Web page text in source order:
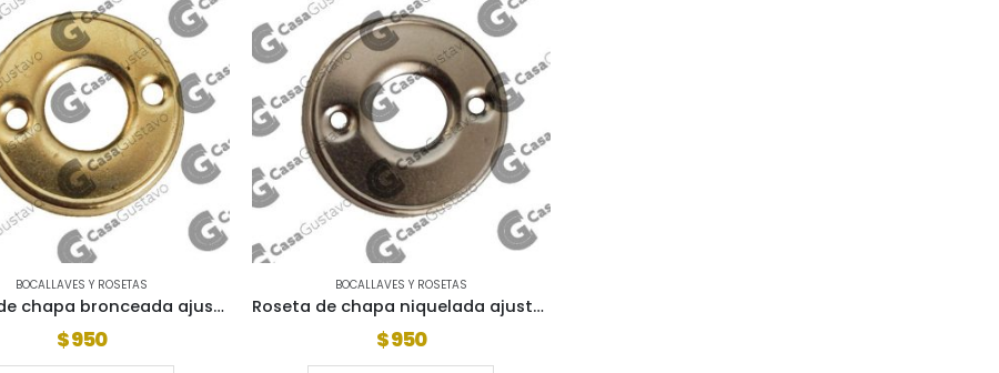
BOCALLAVES Y ROSETAS
Roseta de chapa bronceada ajuste mixto (512p)
$950
BOCALLAVES Y ROSETAS
Roseta de chapa niquelada ajuste mixto (512n)
$950